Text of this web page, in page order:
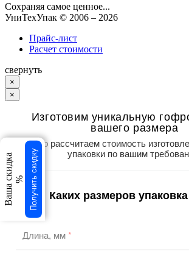
Сохраняя самое ценное...
УниТехУпак © 2006 – 2026
Прайс-лист
Расчет стоимости
свернуть
×
×
Изготовим уникальную
вашего размера
Точно рассчитаем стоимость
упаковки по вашим
/3 Каких размеров
Длина, мм*
Ваша скидка % Получить скидку